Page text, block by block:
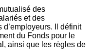
des
et des
Il définit
du Fonds pour le
ainsi que les règles de